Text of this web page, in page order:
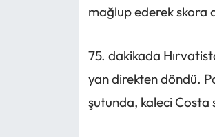
mağlup ederek skora
75. dakikada
yan direkten döndü.
şutunda, kaleci Costa